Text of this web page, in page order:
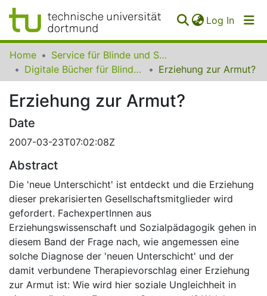
Log In
Communities
Collections
All of SfBS
FAQ
Home
Service für Blinde und Sehbehinderte der UB Dortmund
Digitale Bücher für Blinde und Sehbehinderte
Erziehung zur Armut?
Erziehung zur Armut?
Date
2007-03-23T07:02:08Z
Abstract
Die 'neue Unterschicht' ist entdeckt und die Erziehung
dieser prekarisierten Gesellschaftsmitglieder wird
gefordert. FachexpertInnen aus
Erziehungswissenschaft und Sozialpädagogik gehen in
diesem Band der Frage nach, wie angemessen eine
solche Diagnose der 'neuen Unterschicht' und der
damit verbundene Therapievorschlag einer Erziehung
zur Armut ist: Wie wird hier soziale Ungleichheit in